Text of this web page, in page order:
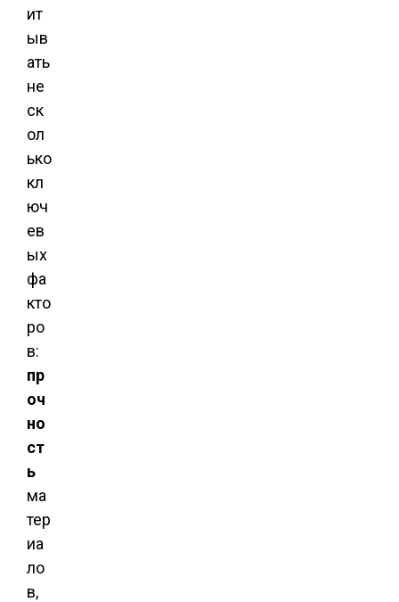
ит
ыв
ать
не
ск
ол
ько
кл
юч
ев
ых
фа
кто
ро
в:
пр
оч
но
ст
ь
ма
тер
иа
ло
в,